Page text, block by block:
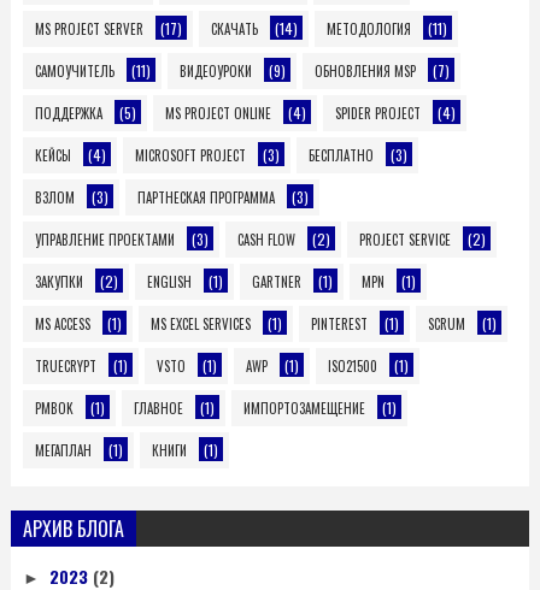
MS PROJECT SERVER (17) СКАЧАТЬ (14) МЕТОДОЛОГИЯ (11)
САМОУЧИТЕЛЬ (11) ВИДЕОУРОКИ (9) ОБНОВЛЕНИЯ MSP (7)
ПОДДЕРЖКА (5) MS PROJECT ONLINE (4) SPIDER PROJECT (4)
КЕЙСЫ (4) MICROSOFT PROJECT (3) БЕСПЛАТНО (3)
ВЗЛОМ (3) ПАРТНЕСКАЯ ПРОГРАММА (3)
УПРАВЛЕНИЕ ПРОЕКТАМИ (3) CASH FLOW (2) PROJECT SERVICE (2)
ЗАКУПКИ (2) ENGLISH (1) GARTNER (1) MPN (1)
MS ACCESS (1) MS EXCEL SERVICES (1) PINTEREST (1) SCRUM (1)
TRUECRYPT (1) VSTO (1) AWP (1) ISO21500 (1)
PMBOK (1) ГЛАВНОЕ (1) ИМПОРТОЗАМЕЩЕНИЕ (1)
МЕГАПЛАН (1) КНИГИ (1)
АРХИВ БЛОГА
► 2023 (2)